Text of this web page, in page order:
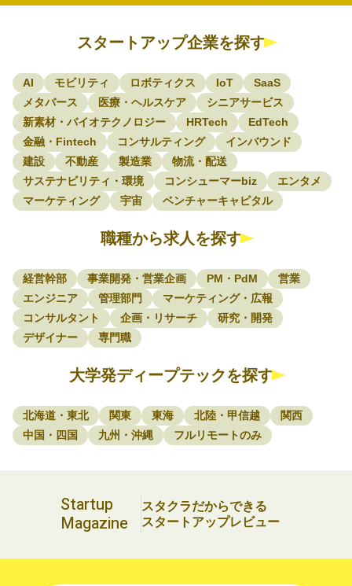
スタートアップ企業を探す
AI モビリティ ロボティクス IoT
SaaS
メタバース
医療・ヘルスケア
シニアサービス
新素材・バイオテクノロジー
HRTech
EdTech
金融・Fintech
コンサルティング
インバウンド
建設
不動産 製造業
物流・配送
サステナビリティ・環境
コンシューマーbiz
エンタメ
マーケティング
宇宙 ベンチャーキャピタル
職種から求人を探す
経営幹部 事業開発・営業企画 PM・PdM
営業
エンジニア
管理部門
マーケティング・広報
コンサルタント
企画・リサーチ
研究・開発
デザイナー
専門職
大学発ディープテックを探す
北海道・東北 関東 東海 北陸・甲信越
関西
中国・四国
九州・沖縄 フルリモートのみ
Startup
Magazine
スタクラだからできる
スタートアップレビュー